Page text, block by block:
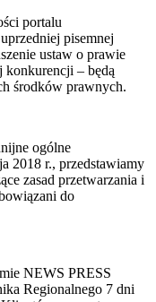
portalu
pisemnej
ustaw o prawie
konkurencji – będą
środków prawnych.
ogólne
2018 r., przedstawiamy
zasad przetwarzania i
do
NEWS PRESS
Regionalnego 7 dni